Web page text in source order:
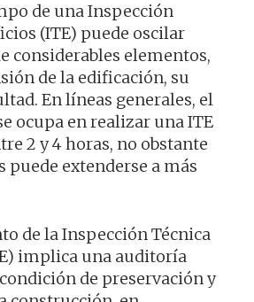
de una Inspección
(ITE) puede oscilar
considerables elementos,
de la edificación, su
En líneas generales, el
ocupa en realizar una ITE
2 y 4 horas, no obstante
puede extenderse a más
de la Inspección Técnica
implica una auditoría
de preservación y